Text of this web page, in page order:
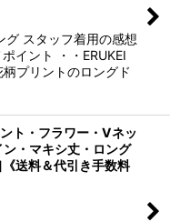
グ スタッフ着用の感想
イント ・・ERUKEI
プリントのロングド
ト・フラワー・Vネッ
・マキシ丈・ロング
送料＆代引き手数料